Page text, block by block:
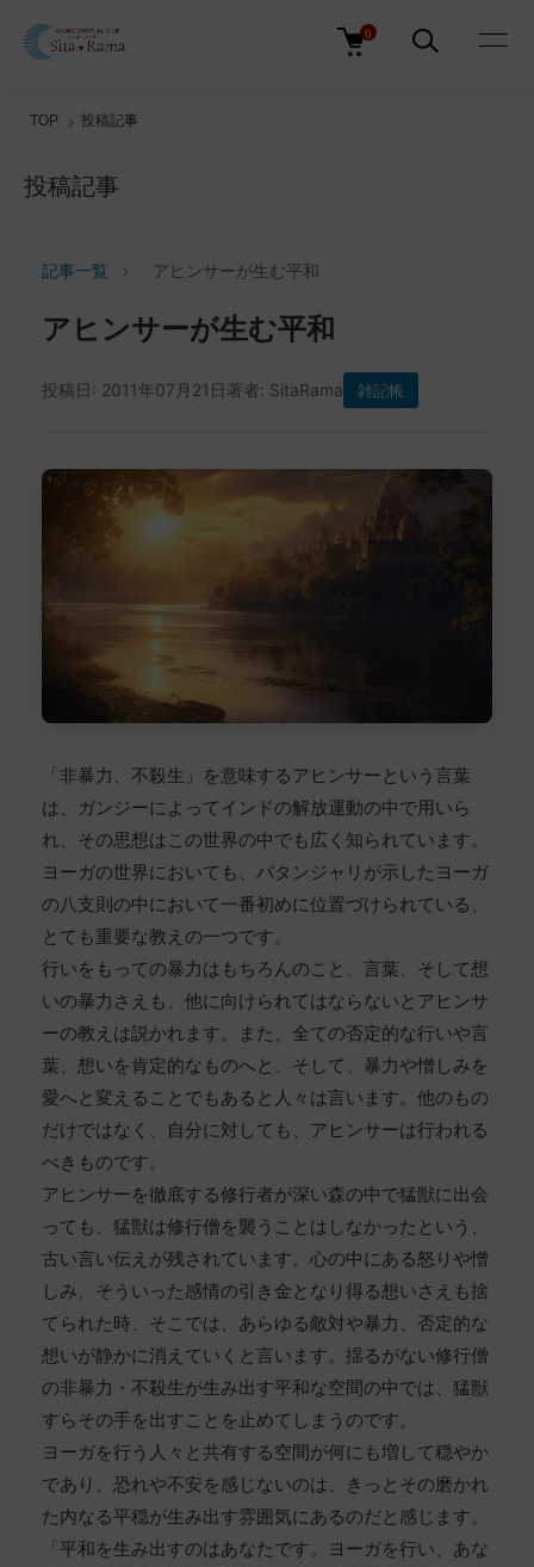
0
TOP 投稿記事
投稿記事
記事一覧 › アヒンサーが生む平和
アヒンサーが生む平和
投稿日: 2011年07月21日著者: SitaRama 雑記帳
「非暴力、不殺生」を意味するアヒンサーという言葉
は、ガンジーによってインドの解放運動の中で用いら
れ、その思想はこの世界の中でも広く知られています。
ヨーガの世界においても、パタンジャリが示したヨーガ
の八支則の中において一番初めに位置づけられている、
とても重要な教えの一つです。
行いをもっての暴力はもちろんのこと、言葉、そして想
いの暴力さえも、他に向けられてはならないとアヒンサ
ーの教えは説かれます。また、全ての否定的な行いや言
葉、想いを肯定的なものへと、そして、暴力や憎しみを
愛へと変えることでもあると人々は言います。他のもの
だけではなく、自分に対しても、アヒンサーは行われる
べきものです。
アヒンサーを徹底する修行者が深い森の中で猛獣に出会
っても、猛獣は修行僧を襲うことはしなかったという、
古い言い伝えが残されています。心の中にある怒りや憎
しみ、そういった感情の引き金となり得る想いさえも捨
てられた時、そこでは、あらゆる敵対や暴力、否定的な
想いが静かに消えていくと言います。揺るがない修行僧
の非暴力・不殺生が生み出す平和な空間の中では、猛獣
すらその手を出すことを止めてしまうのです。
ヨーガを行う人々と共有する空間が何にも増して穏やか
であり、恐れや不安を感じないのは、きっとその磨かれ
た内なる平穏が生み出す雰囲気にあるのだと感じます。
「平和を生み出すのはあなたです。ヨーガを行い、あな